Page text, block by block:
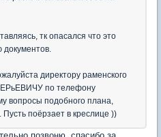
тк опасался что это
документов.
директору раменского
по телефону
вопросы подобного плана,
поёрзает в креслице ))